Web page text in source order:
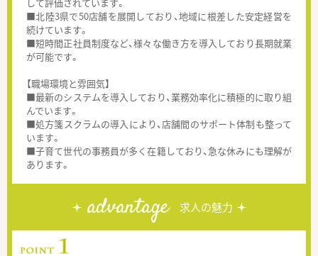
■北陸3県で50店舗を展開しており、地域に根差した安定経営を
続けています。
■短時間正社員制度など、様々な働き方を導入しており長期就業
が可能です。
【職場環境と雰囲気】
■最新のシステムを導入しており、業務効率化に積極的に取り組
んでいます。
■処方箋スクラムの導入により、店舗間のサポート体制も整って
います。
■子育て世代の事務員が多く在籍しており、急な休みにも理解が
あります。
advantage 求人の魅力